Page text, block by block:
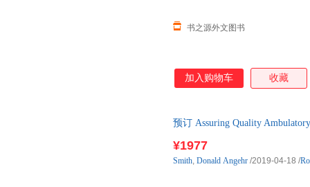
书之源外文图书
加入购物车 收藏
预订 Assuring Quality
¥1977
Smith, Donald Angehr /2019-04-18 /